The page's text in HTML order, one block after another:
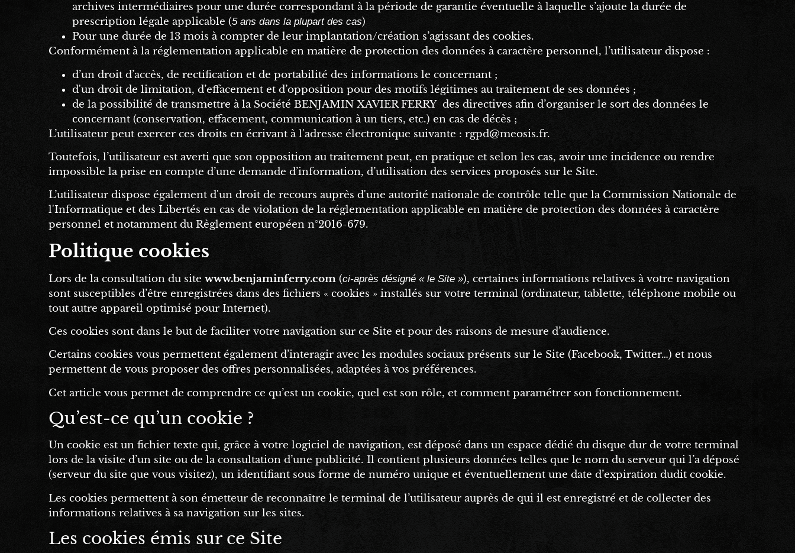
archives intermédiaires pour une durée correspondant à la période de garantie éventuelle à laquelle s’ajoute la durée de
prescription légale applicable (5 ans dans la plupart des cas)
Pour une durée de 13 mois à compter de leur implantation/création s’agissant des cookies.
Conformément à la réglementation applicable en matière de protection des données à caractère personnel, l’utilisateur dispose :
d’un droit d’accès, de rectification et de portabilité des informations le concernant ;
d'un droit de limitation, d’effacement et d’opposition pour des motifs légitimes au traitement de ses données ;
de la possibilité de transmettre à la Société BENJAMIN XAVIER FERRY des directives afin d’organiser le sort des données le
concernant (conservation, effacement, communication à un tiers, etc.) en cas de décès ;
L’utilisateur peut exercer ces droits en écrivant à l'adresse électronique suivante : rgpd@meosis.fr.
Toutefois, l’utilisateur est averti que son opposition au traitement peut, en pratique et selon les cas, avoir une incidence ou rendre
impossible la prise en compte d’une demande d’information, d’utilisation des services proposés sur le Site.
L’utilisateur dispose également d'un droit de recours auprès d'une autorité nationale de contrôle telle que la Commission Nationale de
l'Informatique et des Libertés en cas de violation de la réglementation applicable en matière de protection des données à caractère
personnel et notamment du Règlement européen n°2016-679.
Politique cookies
Lors de la consultation du site www.benjaminferry.com (ci-après désigné « le Site »), certaines informations relatives à votre navigation
sont susceptibles d’être enregistrées dans des fichiers « cookies » installés sur votre terminal (ordinateur, tablette, téléphone mobile ou
tout autre appareil optimisé pour Internet).
Ces cookies sont dans le but de faciliter votre navigation sur ce Site et pour des raisons de mesure d’audience.
Certains cookies vous permettent également d’interagir avec les modules sociaux présents sur le Site (Facebook, Twitter…) et nous
permettent de vous proposer des offres personnalisées, adaptées à vos préférences.
Cet article vous permet de comprendre ce qu’est un cookie, quel est son rôle, et comment paramétrer son fonctionnement.
Qu’est-ce qu’un cookie ?
Un cookie est un fichier texte qui, grâce à votre logiciel de navigation, est déposé dans un espace dédié du disque dur de votre terminal
lors de la visite d’un site ou de la consultation d’une publicité. Il contient plusieurs données telles que le nom du serveur qui l’a déposé
(serveur du site que vous visitez), un identifiant sous forme de numéro unique et éventuellement une date d’expiration dudit cookie.
Les cookies permettent à son émetteur de reconnaître le terminal de l’utilisateur auprès de qui il est enregistré et de collecter des
informations relatives à sa navigation sur les sites.
Les cookies émis sur ce Site